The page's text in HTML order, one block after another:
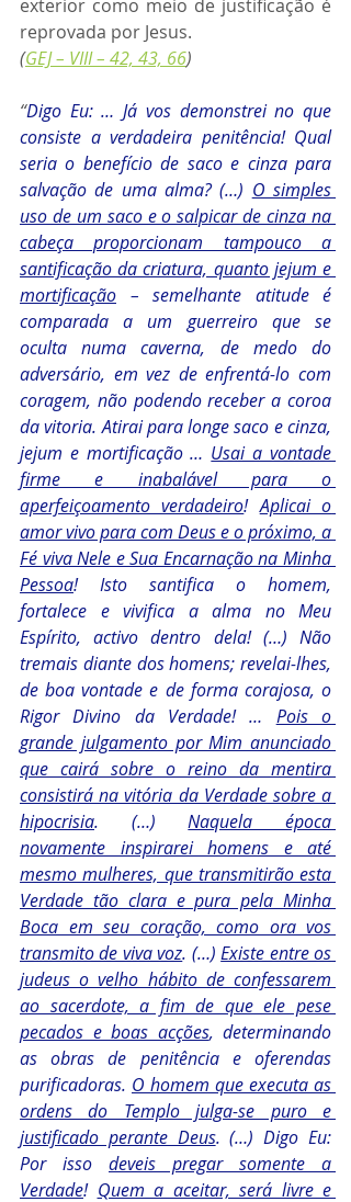
exterior como meio de justificação é
reprovada por Jesus.
(GEJ – VIII – 42, 43, 66)
“Digo Eu: … Já vos demonstrei no que
consiste a verdadeira penitência! Qual
seria o benefício de saco e cinza para
salvação de uma alma? (…) O simples
uso de um saco e o salpicar de cinza na
cabeça proporcionam tampouco a
santificação da criatura, quanto jejum e
mortificação – semelhante atitude é
comparada a um guerreiro que se
oculta numa caverna, de medo do
adversário, em vez de enfrentá-lo com
coragem, não podendo receber a coroa
da vitoria. Atirai para longe saco e cinza,
jejum e mortificação … Usai a vontade
firme e inabalável para o
aperfeiçoamento verdadeiro! Aplicai o
amor vivo para com Deus e o próximo, a
Fé viva Nele e Sua Encarnação na Minha
Pessoa! Isto santifica o homem,
fortalece e vivifica a alma no Meu
Espírito, activo dentro dela! (…) Não
tremais diante dos homens; revelai-lhes,
de boa vontade e de forma corajosa, o
Rigor Divino da Verdade! … Pois o
grande julgamento por Mim anunciado
que cairá sobre o reino da mentira
consistirá na vitória da Verdade sobre a
hipocrisia. (…) Naquela época
novamente inspirarei homens e até
mesmo mulheres, que transmitirão esta
Verdade tão clara e pura pela Minha
Boca em seu coração, como ora vos
transmito de viva voz. (…) Existe entre os
judeus o velho hábito de confessarem
ao sacerdote, a fim de que ele pese
pecados e boas acções, determinando
as obras de penitência e oferendas
purificadoras. O homem que executa as
ordens do Templo julga-se puro e
justificado perante Deus. (…) Digo Eu:
Por isso deveis pregar somente a
Verdade! Quem a aceitar, será livre e